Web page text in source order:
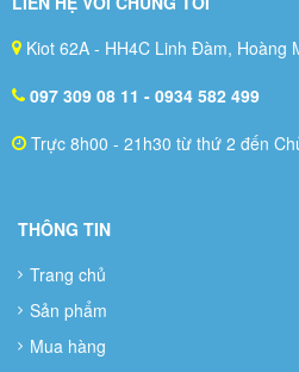
Kiot 62A - HH4C Linh Đàm, Hoàng
097 309 08 11 - 0934 582 499
Trực 8h00 - 21h30 từ thứ 2 đến
THÔNG TIN
Trang chủ
Sản phẩm
Mua hàng